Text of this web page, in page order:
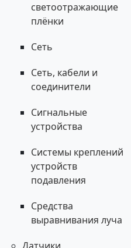
светоотражающие
плёнки
Сеть
Сеть, кабели и
соединители
Сигнальные
устройства
Системы креплений
устройств
подавления
Средства
выравнивания луча